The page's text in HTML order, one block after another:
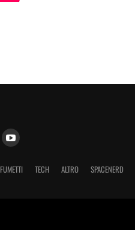
FUMETTI TECH ALTRO SPACENERD